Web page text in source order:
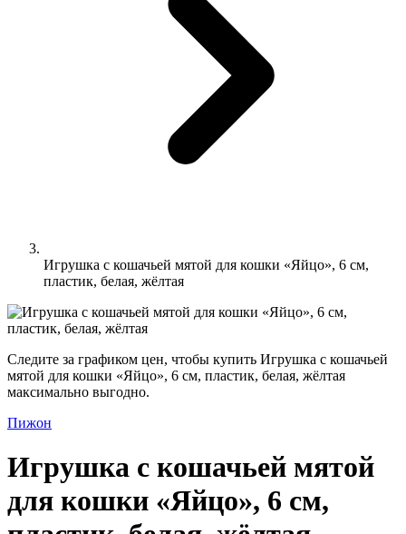
Игрушка с кошачьей мятой для кошки «Яйцо», 6 см,
пластик, белая, жёлтая
Следите за графиком цен, чтобы купить Игрушка с кошачьей
мятой для кошки «Яйцо», 6 см, пластик, белая, жёлтая
максимально выгодно.
Пижон
Игрушка с кошачьей мятой
для кошки «Яйцо», 6 см,